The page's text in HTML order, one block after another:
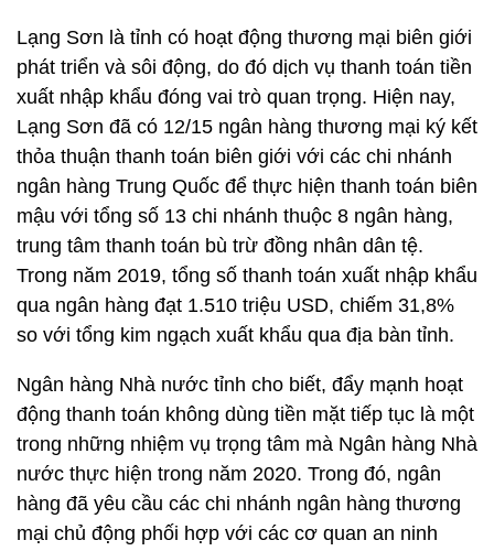
Lạng Sơn là tỉnh có hoạt động thương mại biên giới
phát triển và sôi động, do đó dịch vụ thanh toán tiền
xuất nhập khẩu đóng vai trò quan trọng. Hiện nay,
Lạng Sơn đã có 12/15 ngân hàng thương mại ký kết
thỏa thuận thanh toán biên giới với các chi nhánh
ngân hàng Trung Quốc để thực hiện thanh toán biên
mậu với tổng số 13 chi nhánh thuộc 8 ngân hàng,
trung tâm thanh toán bù trừ đồng nhân dân tệ.
Trong năm 2019, tổng số thanh toán xuất nhập khẩu
qua ngân hàng đạt 1.510 triệu USD, chiếm 31,8%
so với tổng kim ngạch xuất khẩu qua địa bàn tỉnh.
Ngân hàng Nhà nước tỉnh cho biết, đẩy mạnh hoạt
động thanh toán không dùng tiền mặt tiếp tục là một
trong những nhiệm vụ trọng tâm mà Ngân hàng Nhà
nước thực hiện trong năm 2020. Trong đó, ngân
hàng đã yêu cầu các chi nhánh ngân hàng thương
mại chủ động phối hợp với các cơ quan an ninh